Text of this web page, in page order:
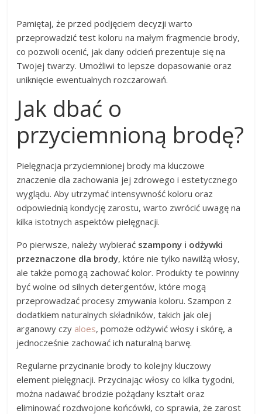
Pamiętaj, że przed podjęciem decyzji warto
przeprowadzić test koloru na małym fragmencie brody,
co pozwoli ocenić, jak dany odcień prezentuje się na
Twojej twarzy. Umożliwi to lepsze dopasowanie oraz
uniknięcie ewentualnych rozczarowań.
Jak dbać o
przyciemnioną brodę?
Pielęgnacja przyciemnionej brody ma kluczowe
znaczenie dla zachowania jej zdrowego i estetycznego
wyglądu. Aby utrzymać intensywność koloru oraz
odpowiednią kondycję zarostu, warto zwrócić uwagę na
kilka istotnych aspektów pielęgnacji.
Po pierwsze, należy wybierać szampony i odżywki
przeznaczone dla brody, które nie tylko nawilżą włosy,
ale także pomogą zachować kolor. Produkty te powinny
być wolne od silnych detergentów, które mogą
przeprowadzać procesy zmywania koloru. Szampon z
dodatkiem naturalnych składników, takich jak olej
arganowy czy aloes, pomoże odżywić włosy i skórę, a
jednocześnie zachować ich naturalną barwę.
Regularne przycinanie brody to kolejny kluczowy
element pielęgnacji. Przycinając włosy co kilka tygodni,
można nadawać brodzie pożądany kształt oraz
eliminować rozdwojone końcówki, co sprawia, że zarost